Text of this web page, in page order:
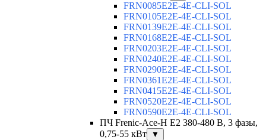
FRN0085E2E-4E-CLI-SOL
FRN0105E2E-4E-CLI-SOL
FRN0139E2E-4E-CLI-SOL
FRN0168E2E-4E-CLI-SOL
FRN0203E2E-4E-CLI-SOL
FRN0240E2E-4E-CLI-SOL
FRN0290E2E-4E-CLI-SOL
FRN0361E2E-4E-CLI-SOL
FRN0415E2E-4E-CLI-SOL
FRN0520E2E-4E-CLI-SOL
FRN0590E2E-4E-CLI-SOL
ПЧ Frenic-Ace-H E2 380-480 В, 3 фазы,
0,75-55 кВт
▼